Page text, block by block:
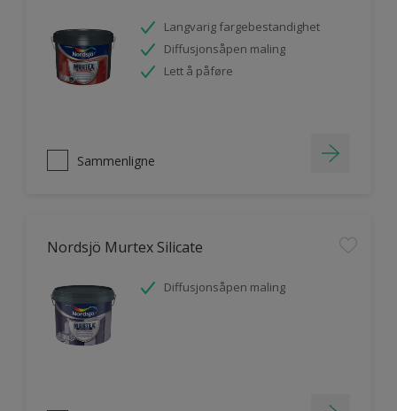
Langvarig fargebestandighet
Diffusjonsåpen maling
Lett å påføre
Sammenligne
Nordsjö Murtex Silicate
Diffusjonsåpen maling